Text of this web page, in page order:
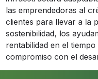
las emprendedoras al
clientes para llevar a la
sostenibilidad, los
rentabilidad en el
compromiso con el